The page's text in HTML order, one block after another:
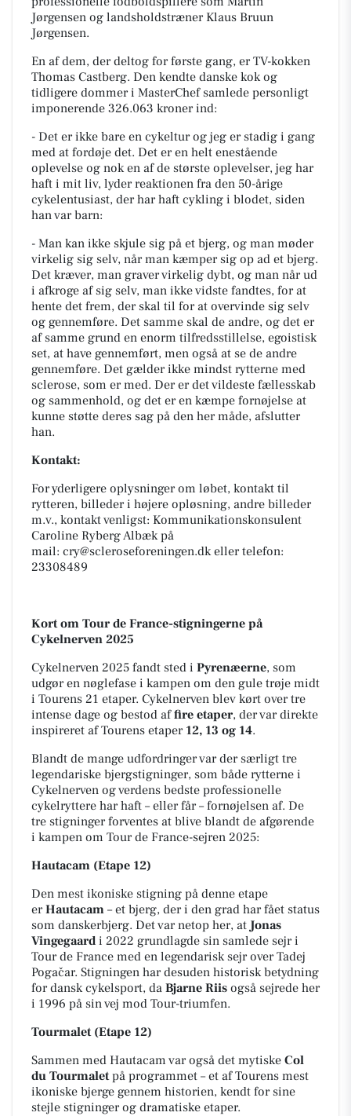
Jørgensen og landsholdstræner Klaus Bruun
Jørgensen.
En af dem, der deltog for første gang, er TV-kokken
Thomas Castberg. Den kendte danske kok og
tidligere dommer i MasterChef samlede personligt
imponerende 326.063 kroner ind:
- Det er ikke bare en cykeltur og jeg er stadig i gang
med at fordøje det. Det er en helt enestående
oplevelse og nok en af de største oplevelser, jeg har
haft i mit liv, lyder reaktionen fra den 50-årige
cykelentusiast, der har haft cykling i blodet, siden
han var barn:
- Man kan ikke skjule sig på et bjerg, og man møder
virkelig sig selv, når man kæmper sig op ad et bjerg.
Det kræver, man graver virkelig dybt, og man når ud
i afkroge af sig selv, man ikke vidste fandtes, for at
hente det frem, der skal til for at overvinde sig selv
og gennemføre. Det samme skal de andre, og det er
af samme grund en enorm tilfredsstillelse, egoistisk
set, at have gennemført, men også at se de andre
gennemføre. Det gælder ikke mindst rytterne med
sclerose, som er med. Der er det vildeste fællesskab
og sammenhold, og det er en kæmpe fornøjelse at
kunne støtte deres sag på den her måde, afslutter
han.
Kontakt:
For yderligere oplysninger om løbet, kontakt til
rytteren, billeder i højere opløsning, andre billeder
m.v., kontakt venligst: Kommunikationskonsulent
Caroline Ryberg Albæk på
mail: cry@scleroseforeningen.dk eller telefon:
23308489
Kort om Tour de France-stigningerne på
Cykelnerven 2025
Cykelnerven 2025 fandt sted i Pyrenæerne, som
udgør en nøglefase i kampen om den gule trøje midt
i Tourens 21 etaper. Cykelnerven blev kørt over tre
intense dage og bestod affire etaper, der var direkte
inspireret af Tourens etaper 12, 13 og 14.
Blandt de mange udfordringer var der særligt tre
legendariske bjergstigninger, som både rytterne i
Cykelnerven og verdens bedste professionelle
cykelryttere har haft – eller får – fornøjelsen af. De
tre stigninger forventes at blive blandt de afgørende
i kampen om Tour de France-sejren 2025:
Hautacam (Etape 12)
Den mest ikoniske stigning på denne etape
erHautacam – et bjerg, der i den grad har fået status
som danskerbjerg. Det var netop her, atJonas
Vingegaard i 2022 grundlagde sin samlede sejr i
Tour de France med en legendarisk sejr over Tadej
Pogačar. Stigningen har desuden historisk betydning
for dansk cykelsport, da Bjarne Riis også sejrede her
i 1996 på sin vej mod Tour-triumfen.
Tourmalet (Etape 12)
Sammen med Hautacam var også det mytiske Col
du Tourmaletpå programmet – et af Tourens mest
ikoniske bjerge gennem historien, kendt for sine
stejle stigninger og dramatiske etaper.